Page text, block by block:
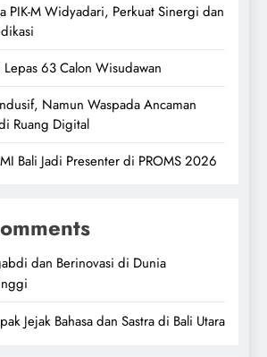
PIK-M Widyadari, Perkuat Sinergi dan
Lepas 63 Calon Wisudawan
Namun Waspada Ancaman
Ruang Digital
Bali Jadi Presenter di PROMS 2026
dan Berinovasi di Dunia
Jejak Bahasa dan Sastra di Bali Utara